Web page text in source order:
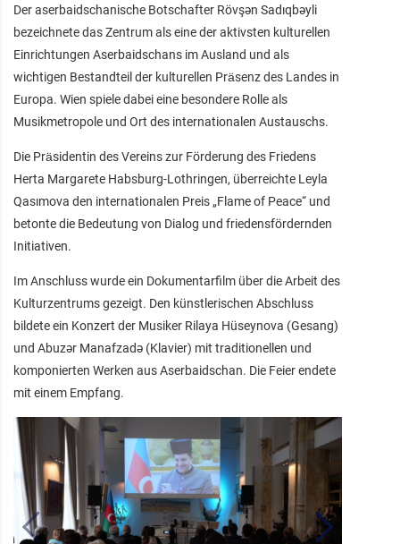
Der aserbaidschanische Botschafter Rövşən Sadıqbəyli
bezeichnete das Zentrum als eine der aktivsten kulturellen
Einrichtungen Aserbaidschans im Ausland und als
wichtigen Bestandteil der kulturellen Präsenz des Landes in
Europa. Wien spiele dabei eine besondere Rolle als
Musikmetropole und Ort des internationalen Austauschs.
Die Präsidentin des Vereins zur Förderung des Friedens
Herta Margarete Habsburg‑Lothringen, überreichte Leyla
Qasımova den internationalen Preis „Flame of Peace“ und
betonte die Bedeutung von Dialog und friedensfördernden
Initiativen.
Im Anschluss wurde ein Dokumentarfilm über die Arbeit des
Kulturzentrums gezeigt. Den künstlerischen Abschluss
bildete ein Konzert der Musiker Rilaya Hüseynova (Gesang)
und Abuzər Manafzadə (Klavier) mit traditionellen und
komponierten Werken aus Aserbaidschan. Die Feier endete
mit einem Empfang.